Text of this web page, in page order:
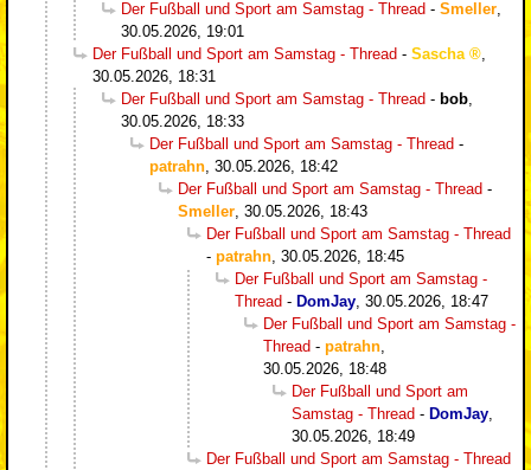
Der Fußball und Sport am Samstag - Thread - Smeller
30.05.2026, 19:01
Der Fußball und Sport am Samstag - Thread - Sascha
30.05.2026, 18:31
Der Fußball und Sport am Samstag - Thread - bob
30.05.2026, 18:33
Der Fußball und Sport am Samstag - Thread -
patrahn 30.05.2026, 18:42
Der Fußball und Sport am Samstag - Thread -
Smeller 30.05.2026, 18:43
Der Fußball und Sport am Samstag - Thread
- patrahn 30.05.2026, 18:45
Der Fußball und Sport am Samstag -
Thread - DomJay 30.05.2026, 18:47
Der Fußball und Sport am Samstag -
Thread - patrahn
30.05.2026, 18:48
Der Fußball und Sport am
Samstag - Thread - DomJay
30.05.2026, 18:49
Der Fußball und Sport am Samstag - Thread